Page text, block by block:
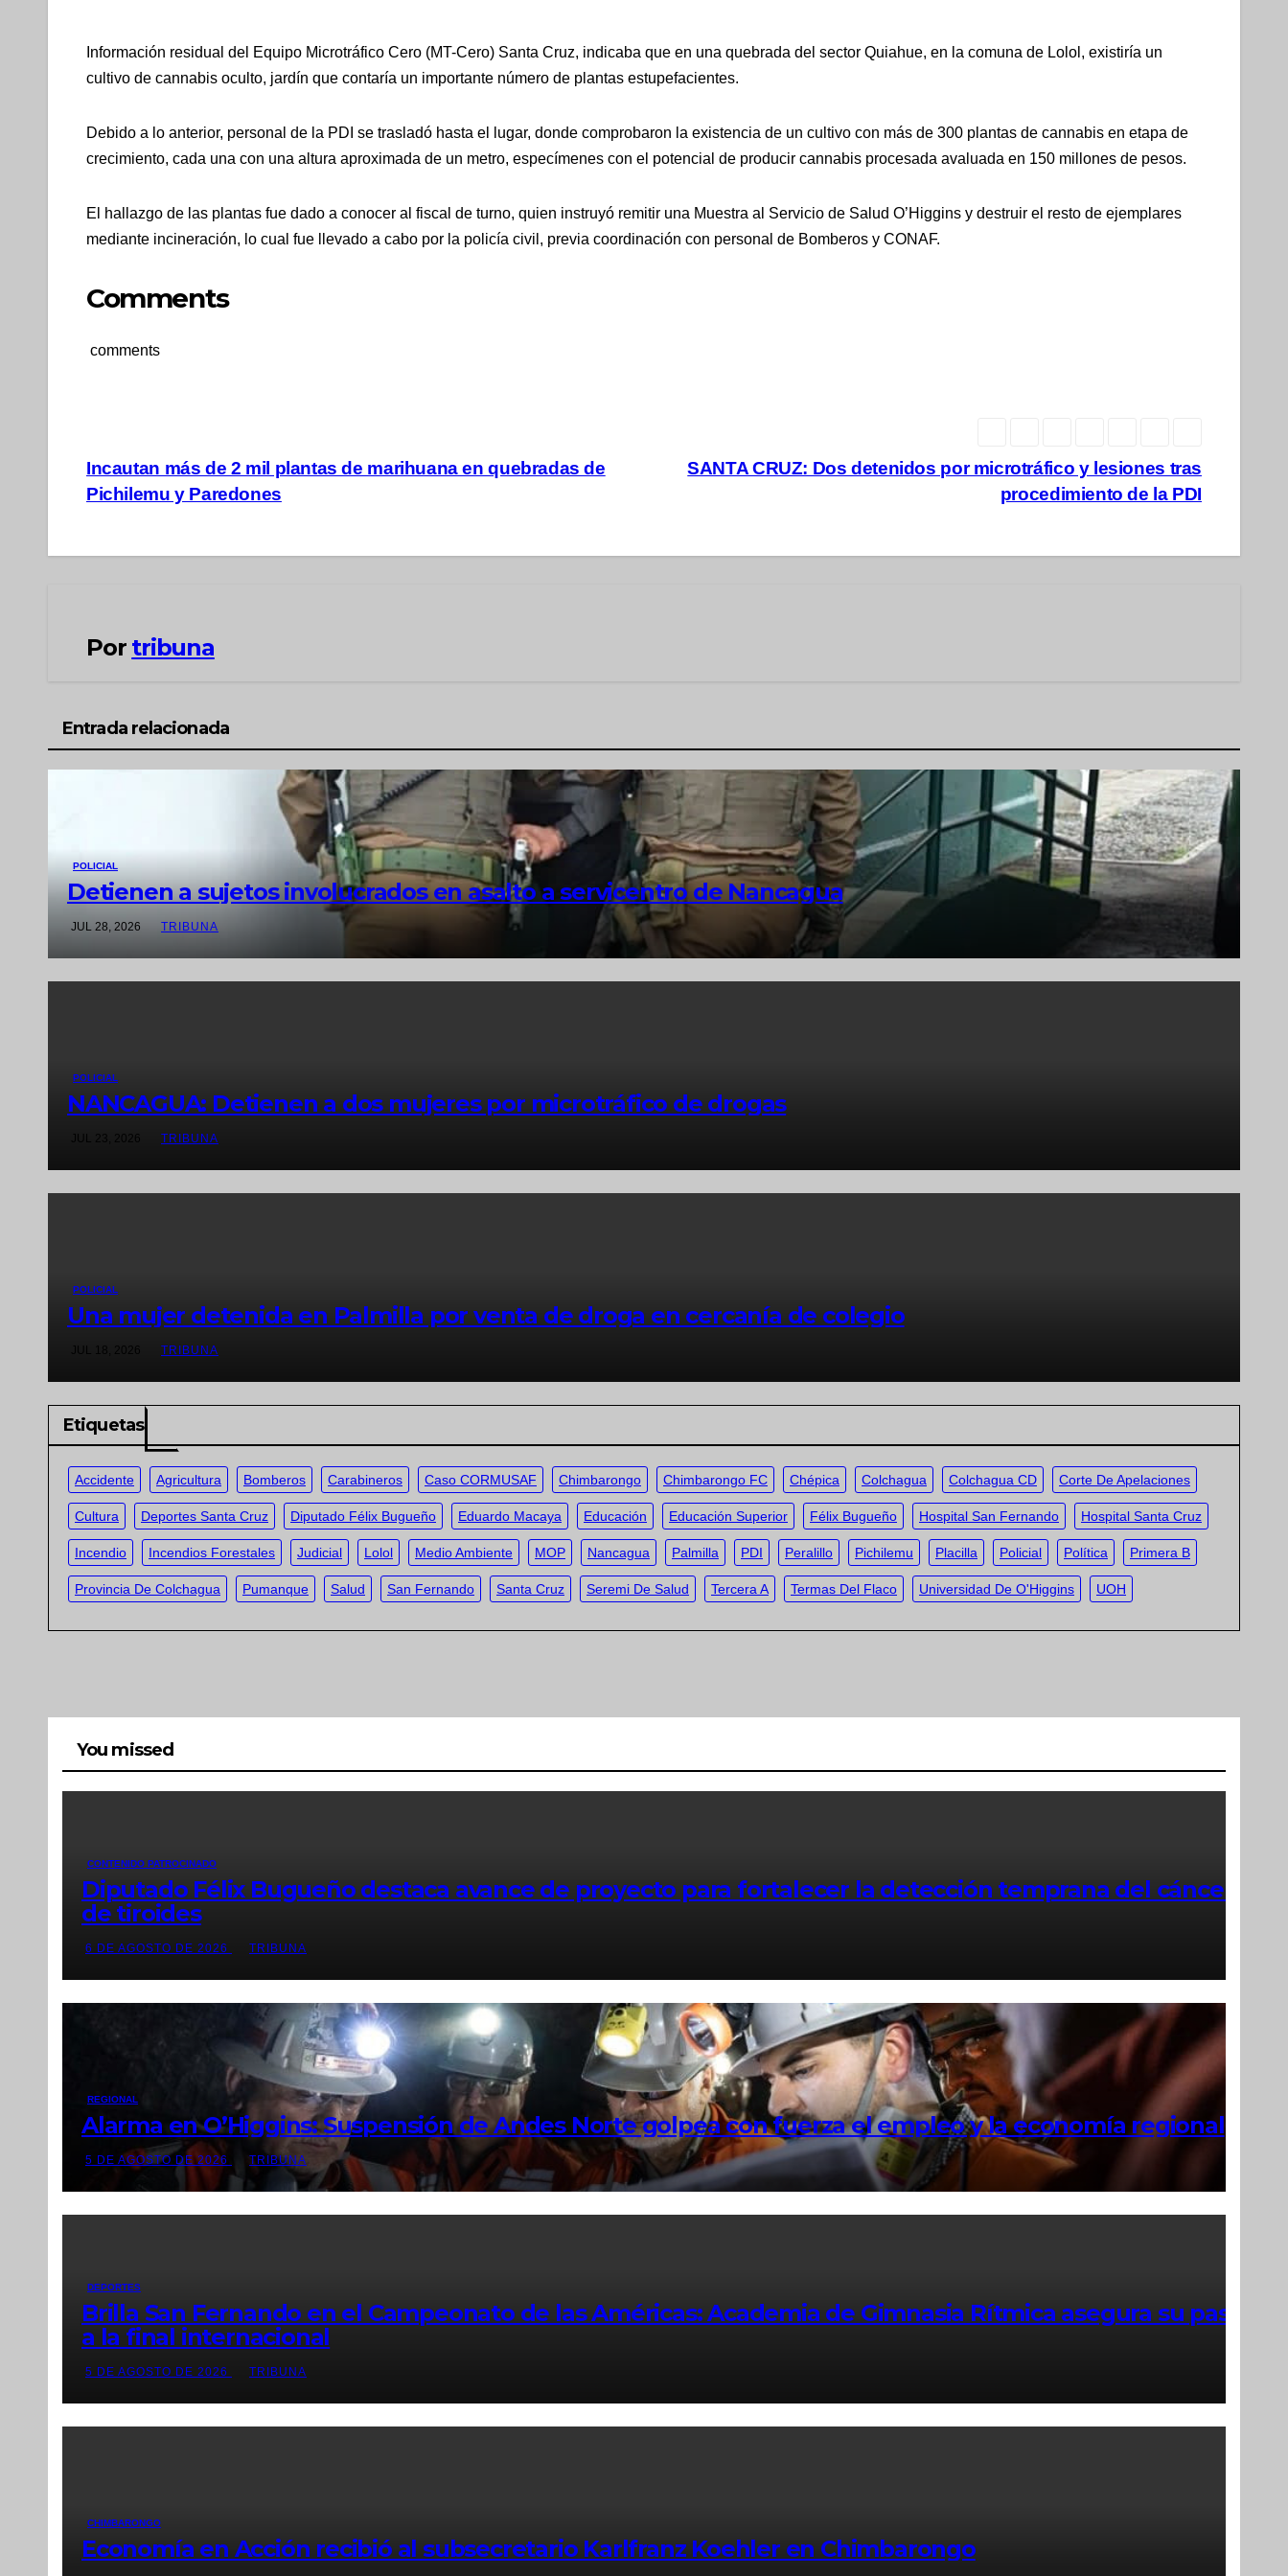
Información residual del Equipo Microtráfico Cero (MT-Cero) Santa Cruz, indicaba que en una quebrada del sector Quiahue, en la comuna de Lolol, existiría un
cultivo de cannabis oculto, jardín que contaría un importante número de plantas estupefacientes.
Debido a lo anterior, personal de la PDI se trasladó hasta el lugar, donde comprobaron la existencia de un cultivo con más de 300 plantas de cannabis en etapa de
crecimiento, cada una con una altura aproximada de un metro, especímenes con el potencial de producir cannabis procesada avaluada en 150 millones de pesos.
El hallazgo de las plantas fue dado a conocer al fiscal de turno, quien instruyó remitir una Muestra al Servicio de Salud O’Higgins y destruir el resto de ejemplares
mediante incineración, lo cual fue llevado a cabo por la policía civil, previa coordinación con personal de Bomberos y CONAF.
Comments
comments
Navegación
de
entradas
SANTA CRUZ: Dos detenidos por microtráfico y lesiones tras
procedimiento de la PDI
Incautan más de 2 mil plantas de marihuana en quebradas de
Pichilemu y Paredones
Por tribuna
Entrada relacionada
POLICIAL
Detienen a sujetos involucrados en asalto a servicentro de Nancagua
JUL 28, 2026 TRIBUNA
POLICIAL
NANCAGUA: Detienen a dos mujeres por microtráfico de drogas
JUL 23, 2026 TRIBUNA
POLICIAL
Una mujer detenida en Palmilla por venta de droga en cercanía de colegio
JUL 18, 2026 TRIBUNA
Etiquetas
Accidente Agricultura Bomberos Carabineros Caso CORMUSAF Chimbarongo Chimbarongo FC Chépica Colchagua Colchagua CD Corte De Apelaciones
Cultura Deportes Santa Cruz Diputado Félix Bugueño Eduardo Macaya Educación Educación Superior Félix Bugueño Hospital San Fernando Hospital Santa Cruz
Incendio Incendios Forestales Judicial Lolol Medio Ambiente MOP Nancagua Palmilla PDI Peralillo Pichilemu Placilla Policial Política Primera B
Provincia De Colchagua Pumanque Salud San Fernando Santa Cruz Seremi De Salud Tercera A Termas Del Flaco Universidad De O'Higgins UOH
You missed
CONTENIDO PATROCINADO
Diputado Félix Bugueño destaca avance de proyecto para fortalecer la detección temprana del cáncer
de tiroides
6 DE AGOSTO DE 2026 TRIBUNA
REGIONAL
Alarma en O’Higgins: Suspensión de Andes Norte golpea con fuerza el empleo y la economía regional
5 DE AGOSTO DE 2026 TRIBUNA
DEPORTES
Brilla San Fernando en el Campeonato de las Américas: Academia de Gimnasia Rítmica asegura su pase
a la final internacional
5 DE AGOSTO DE 2026 TRIBUNA
CHIMBARONGO
Economía en Acción recibió al subsecretario Karlfranz Koehler en Chimbarongo